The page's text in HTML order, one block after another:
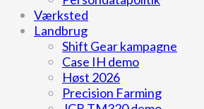
Værksted
Landbrug
Shift Gear kampagne
Case IH demo
Høst 2026
Precision Farming